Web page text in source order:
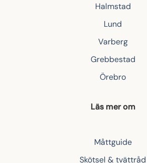
Halmstad
Lund
Varberg
Grebbestad
Örebro
Läs mer om
Måttguide
Skötsel & tvättråd